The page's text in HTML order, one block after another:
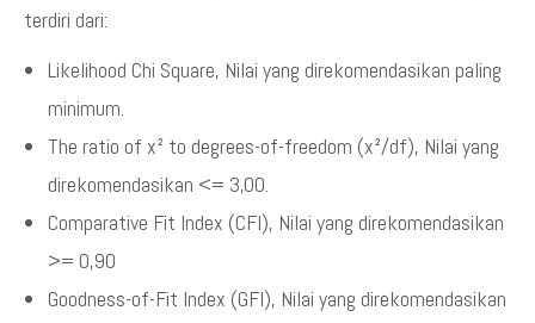
terdiri dari:
Likelihood Chi Square, Nilai yang direkomendasikan paling
minimum.
The ratio of x² to degrees-of-freedom (x²/df), Nilai yang
direkomendasikan <= 3,00.
Comparative Fit Index (CFI), Nilai yang direkomendasikan
>= 0,90
Goodness-of-Fit Index (GFI), Nilai yang direkomendasikan